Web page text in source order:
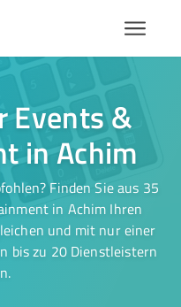
Events &
in Achim
Finden Sie aus 35
in Achim Ihren
und mit nur einer
bis zu 20 Dienstleistern